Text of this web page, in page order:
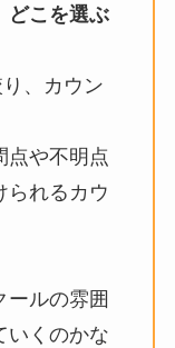
どこを選ぶ
、カウン
点や不明点
られるカウ
ールの雰囲
いくのかな